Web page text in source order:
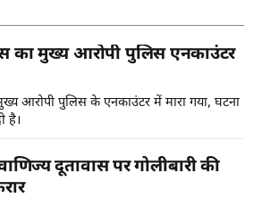
का मुख्य आरोपी पुलिस एनकाउंटर
आरोपी पुलिस के एनकाउंटर में मारा गया, घटना
है।
दूतावास पर गोलीबारी की